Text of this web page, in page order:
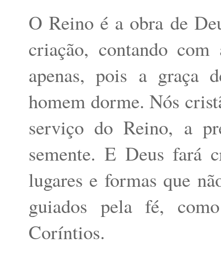
O Reino é a obra de
criação, contando
apenas, pois a graça
homem dorme. Nós
serviço do Reino, a
semente. E Deus fará
lugares e formas que
guiados pela fé,
Coríntios.